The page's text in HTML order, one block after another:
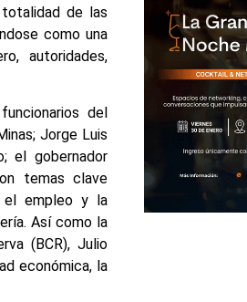
de las
como una
autoridades,
del
Jorge Luis
el gobernador
temas clave
el empleo y la
Así como la
(BCR), Julio
económica, la